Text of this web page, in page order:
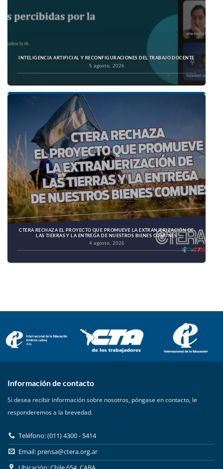
INTELIGENCIA ARTIFICIAL Y RECONFIGURACIONES DEL TRABAJO DOCENTE
5 agosto, 2026
CTERA RECHAZA EL PROYECTO QUE PROMUEVE LA EXTRANJERIZACIÓN DE
LAS TIERRAS Y LA ENTREGA DE NUESTROS BIENES COMUNES
4 agosto, 2026
Información de contacto
Si desea recibir información sobre nosotros, póngase en contacto, le
responderemos a la brevedad.
Teléfono: (011) 4300 - 5414
Email: prensa@ctera.org.ar